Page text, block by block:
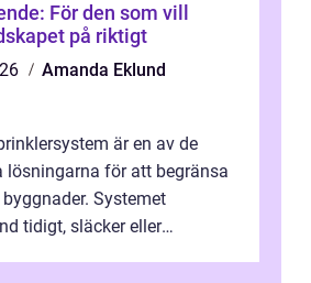
För den som vill
på riktigt
Amanda Eklund
är en av de
lösningarna för att begränsa
Systemet
tidigt, släcker eller